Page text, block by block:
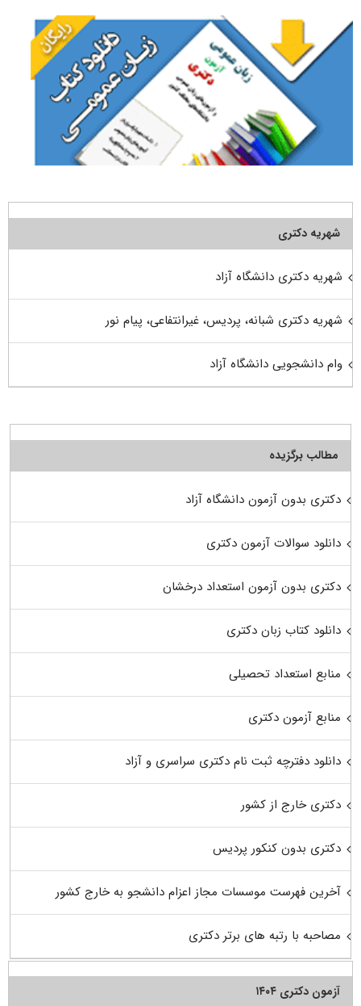
شهریه دکتری
شهریه دکتری دانشگاه آزاد
شهریه دکتری شبانه، پردیس، غیرانتفاعی، پیام نور
وام دانشجویی دانشگاه آزاد
مطالب برگزیده
دکتری بدون آزمون دانشگاه آزاد
دانلود سوالات آزمون دکتری
دکتری بدون آزمون استعداد درخشان
دانلود کتاب زبان دکتری
منابع استعداد تحصیلی
منابع آزمون دکتری
دانلود دفترچه ثبت نام دکتری سراسری و آزاد
دکتری خارج از کشور
دکتری بدون کنکور پردیس
آخرین فهرست موسسات مجاز اعزام دانشجو به خارج کشور
مصاحبه با رتبه های برتر دکتری
آزمون دکتری ۱۴۰۴